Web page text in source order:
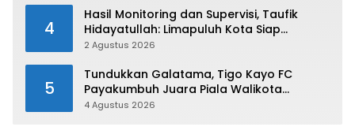
4
Hasil Monitoring dan Supervisi, Taufik
Hidayatullah: Limapuluh Kota Siap
Kirimkan Atlet Terbaiknya Pada Porprov
2 Agustus 2026
5
Tundukkan Galatama, Tigo Kayo FC
Payakumbuh Juara Piala Walikota
Payakumbuh 2026
4 Agustus 2026